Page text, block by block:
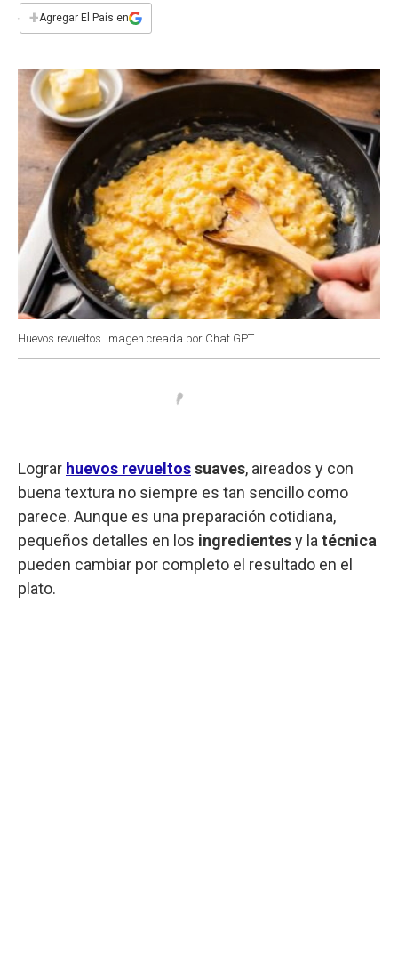
e
b
k
s
p
t
n
i
l
+Agregar El País en
Huevos revueltos Imagen creada por Chat GPT
Lograr huevos revueltossuaves, aireados y con
buena textura no siempre es tan sencillo como
parece. Aunque es una preparación cotidiana,
pequeños detalles en los ingredientesy la técnica
pueden cambiar por completo el resultado en el
plato.